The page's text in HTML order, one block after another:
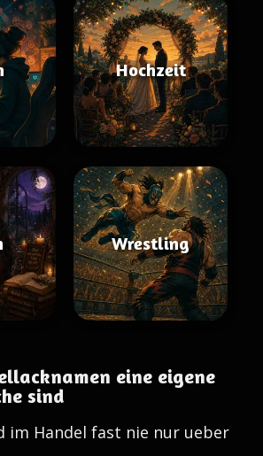
Hochzeit
Wrestling
eine eigene
sind
im Handel fast nie nur ueber